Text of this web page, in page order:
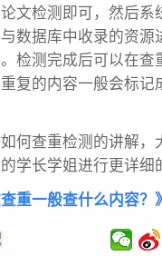
文检测即可，然后系
数据库中收录的资源
检测完成后可以在查
复的内容一般会标记
何查重检测的讲解，
学长学姐进行更详细
查重一般查什么内容？》